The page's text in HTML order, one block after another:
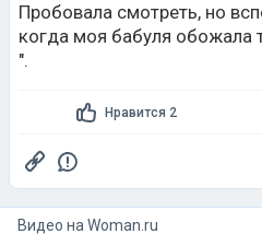
Пробовала смотреть, но
когда моя бабуля обожала
".
Нравится 2
Видео на woman.ru